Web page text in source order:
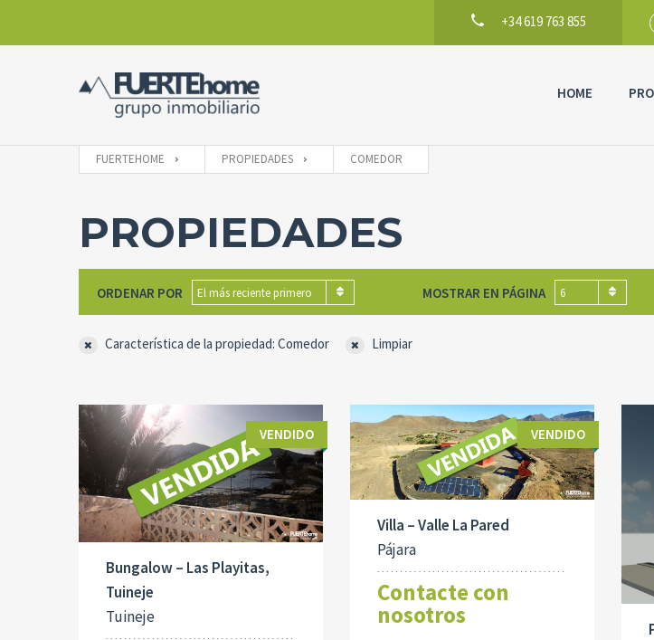
+34 619 763 855
HOME
FUERTEHOME PROPIEDADES COMEDOR
PROPIEDADES
ORDENAR POR El más reciente primero MOSTRAR EN PÁGINA 6
Característica de la propiedad: Comedor Limpiar
VENDIDO
Bungalow – Las Playitas,
Tuineje
Tuineje
VENDIDO
Villa – Valle La Pared
Pájara
Contacte con
nosotros